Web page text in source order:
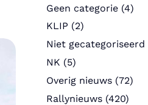
Geen categorie (4)
KLIP (2)
Niet gecategoriseerd
NK (5)
Overig nieuws (72)
Rallynieuws (420)